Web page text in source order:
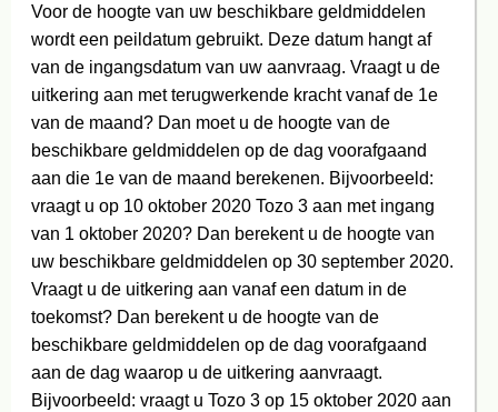
Voor de hoogte van uw beschikbare geldmiddelen
wordt een peildatum gebruikt. Deze datum hangt af
van de ingangsdatum van uw aanvraag. Vraagt u de
uitkering aan met terugwerkende kracht vanaf de 1e
van de maand? Dan moet u de hoogte van de
beschikbare geldmiddelen op de dag voorafgaand
aan die 1e van de maand berekenen. Bijvoorbeeld:
vraagt u op 10 oktober 2020 Tozo 3 aan met ingang
van 1 oktober 2020? Dan berekent u de hoogte van
uw beschikbare geldmiddelen op 30 september 2020.
Vraagt u de uitkering aan vanaf een datum in de
toekomst? Dan berekent u de hoogte van de
beschikbare geldmiddelen op de dag voorafgaand
aan de dag waarop u de uitkering aanvraagt.
Bijvoorbeeld: vraagt u Tozo 3 op 15 oktober 2020 aan